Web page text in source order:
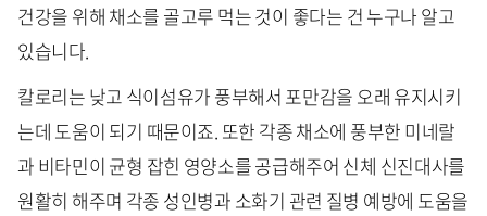
건강을 위해 채소를 골고루 먹는 것이 좋다는 건 누구나 알고
있습니다.
칼로리는 낮고 식이섬유가 풍부해서 포만감을 오래 유지시키
는데 도움이 되기 때문이죠. 또한 각종 채소에 풍부한 미네랄
과 비타민이 균형 잡힌 영양소를 공급해주어 신체 신진대사를
원활히 해주며 각종 성인병과 소화기 관련 질병 예방에 도움을